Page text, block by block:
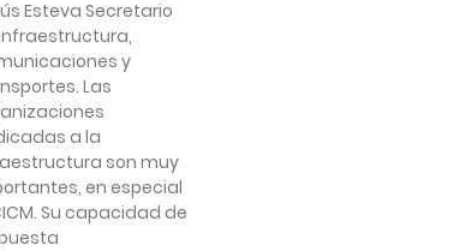
Esteva Secretario
y
Las
a la
son muy
en especial
Su capacidad de